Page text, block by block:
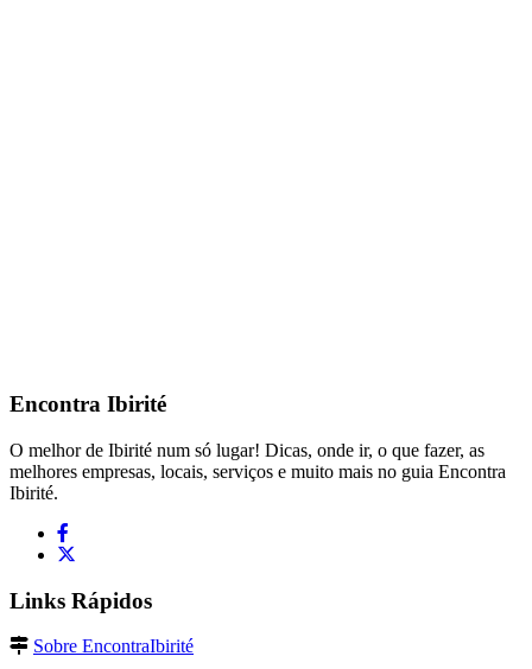
Encontra Ibirité
O melhor de Ibirité num só lugar! Dicas, onde ir, o que fazer, as
melhores empresas, locais, serviços e muito mais no guia Encontra
Ibirité.
Links Rápidos
Sobre EncontraIbirité